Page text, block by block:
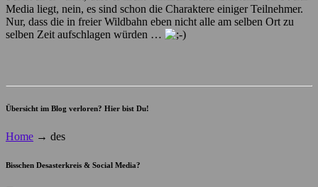
Media liegt, nein, es sind schon die Charaktere einiger Teilnehmer.
Nur, dass die in freier Wildbahn eben nicht alle am selben Ort zu
selben Zeit aufschlagen würden …
Übersicht im Blog verloren? Hier bist Du!
Home → des
Bisschen Desasterkreis & Social Media?